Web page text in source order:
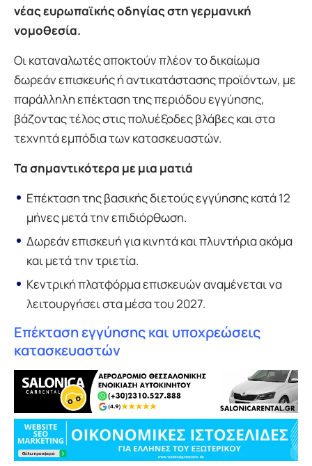
νέας ευρωπαϊκής οδηγίας στη γερμανική
νομοθεσία.
Οι καταναλωτές αποκτούν πλέον το δικαίωμα
δωρεάν επισκευής ή αντικατάστασης προϊόντων, με
παράλληλη επέκταση της περιόδου εγγύησης,
βάζοντας τέλος στις πολυέξοδες βλάβες και στα
τεχνητά εμπόδια των κατασκευαστών.
Τα σημαντικότερα με μια ματιά
Επέκταση της βασικής διετούς εγγύησης κατά 12
μήνες μετά την επιδιόρθωση.
Δωρεάν επισκευή για κινητά και πλυντήρια ακόμα
και μετά την τριετία.
Κεντρική πλατφόρμα επισκευών αναμένεται να
λειτουργήσει στα μέσα του 2027.
Επέκταση εγγύησης και υποχρεώσεις
κατασκευαστών